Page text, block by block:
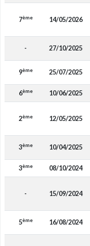
7ème 14/05/2026
- 27/10/2025
9ème 25/07/2025
6ème 10/06/2025
2ème 12/05/2025
3ème 10/04/2025
3ème 08/10/2024
- 15/09/2024
5ème 16/08/2024